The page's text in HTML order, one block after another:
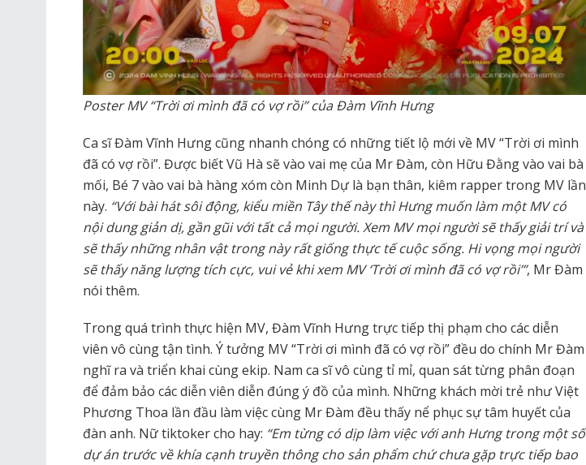
Poster MV “Trời ơi mình đã có vợ rồi” của Đàm Vĩnh Hưng
Ca sĩ Đàm Vĩnh Hưng cũng nhanh chóng có những tiết lộ mới về MV “Trời ơi mình
đã có vợ rồi”. Được biết Vũ Hà sẽ vào vai mẹ của Mr Đàm, còn Hữu Đằng vào vai bà
mối, Bé 7 vào vai bà hàng xóm còn Minh Dự là bạn thân, kiêm rapper trong MV lần
này. “Với bài hát sôi động, kiểu miền Tây thế này thì Hưng muốn làm một MV có
nội dung giản dị, gần gũi với tất cả mọi người. Xem MV mọi người sẽ thấy giải trí và
sẽ thấy những nhân vật trong này rất giống thực tế cuộc sống. Hi vọng mọi người
sẽ thấy năng lượng tích cực, vui vẻ khi xem MV ‘Trời ơi mình đã có vợ rồi’”, Mr Đàm
nói thêm.
Trong quá trình thực hiện MV, Đàm Vĩnh Hưng trực tiếp thị phạm cho các diễn
viên vô cùng tận tình. Ý tưởng MV “Trời ơi mình đã có vợ rồi” đều do chính Mr Đàm
nghĩ ra và triển khai cùng ekip. Nam ca sĩ vô cùng tỉ mỉ, quan sát từng phân đoạn
để đảm bảo các diễn viên diễn đúng ý đồ của mình. Những khách mời trẻ như Việt
Phương Thoa lần đầu làm việc cùng Mr Đàm đều thấy nể phục sự tâm huyết của
đàn anh. Nữ tiktoker cho hay: “Em từng có dịp làm việc với anh Hưng trong một số
dự án trước về khía cạnh truyền thông cho sản phẩm chứ chưa gặp trực tiếp bao